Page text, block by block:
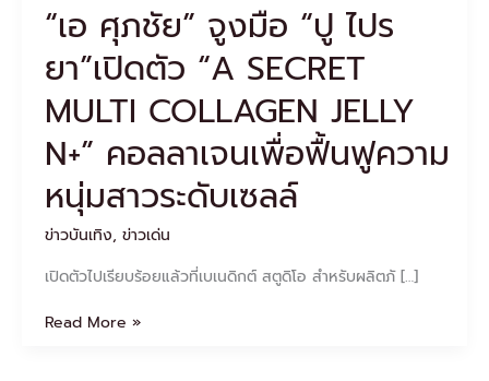
“เอ ศุภชัย” จูงมือ “ปู ไปร
ยา”เปิดตัว “A SECRET
MULTI COLLAGEN JELLY
N+” คอลลาเจนเพื่อฟื้นฟูความ
หนุ่มสาวระดับเซลล์
ข่าวบันเทิง, ข่าวเด่น
เปิดตัวไปเรียบร้อยแล้วที่เบเนดิกต์ สตูดิโอ สำหรับผลิตภั […]
คอ
ลา
เจน
เพื่อ
ความ
สาว
ระดับ
เซลล์
Read More »